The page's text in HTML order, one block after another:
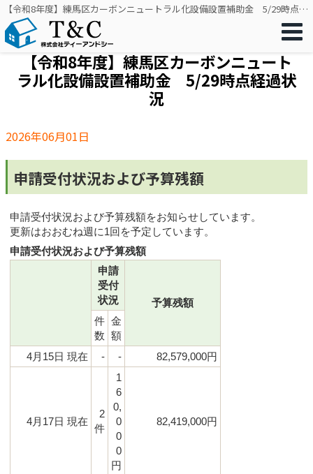
【令和8年度】練馬区カーボンニュートラル化設備設置補助金 5/29時点経過状況｜リフォーム・リノベーション・窓工事をワンストップで｜株式会社ティーアンドシー
【令和8年度】練馬区カーボンニュート
ラル化設備設置補助金 5/29時点経過状
況
2026年06月01日
申請受付状況および予算残額
申請受付状況および予算残額をお知らせしています。
更新はおおむね週に1回を予定しています。
申請受付状況および予算残額
申請
受付
状況
予算残額
件
数
金
額
4月15日 現在
- - 82,579,000円
4月17日 現在
2
件
1
6
0,
0
0
0
円
82,419,000円